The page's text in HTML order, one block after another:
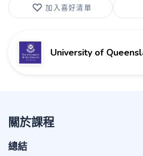
加入喜好清單
University of
關於課程
總結